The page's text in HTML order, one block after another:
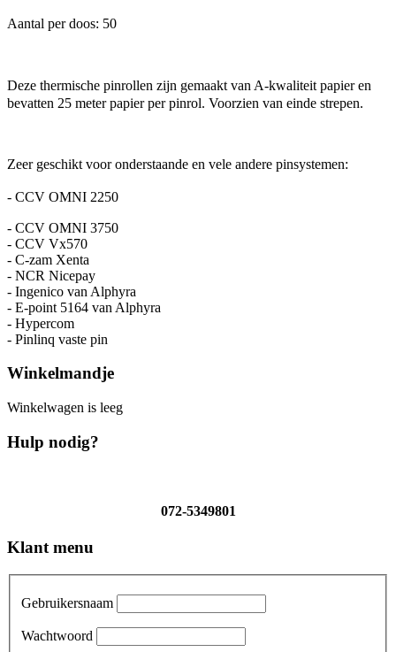
Aantal per doos: 50
Deze thermische pinrollen zijn gemaakt van A-kwaliteit papier en
bevatten 25 meter papier per pinrol. Voorzien van einde strepen.
Zeer geschikt voor onderstaande en vele andere pinsystemen:
- CCV OMNI 2250
- CCV OMNI 3750
- CCV Vx570
- C-zam Xenta
- NCR Nicepay
- Ingenico van Alphyra
- E-point 5164 van Alphyra
- Hypercom
- Pinlinq vaste pin
Winkelmandje
Winkelwagen is leeg
Hulp nodig?
072-5349801
Klant menu
Gebruikersnaam
Wachtwoord